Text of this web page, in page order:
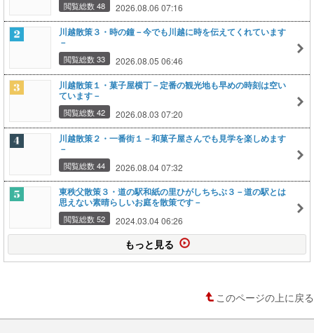
閲覧総数 48 2026.08.06 07:16
川越散策３・時の鐘－今でも川越に時を伝えてくれています
－
閲覧総数 33 2026.08.05 06:46
川越散策１・菓子屋横丁－定番の観光地も早めの時刻は空い
ています－
閲覧総数 42 2026.08.03 07:20
川越散策２・一番街１－和菓子屋さんでも見学を楽しめます
－
閲覧総数 44 2026.08.04 07:32
東秩父散策３・道の駅和紙の里ひがしちちぶ３－道の駅とは
思えない素晴らしいお庭を散策です－
閲覧総数 52 2024.03.04 06:26
もっと見る
このページの上に戻る